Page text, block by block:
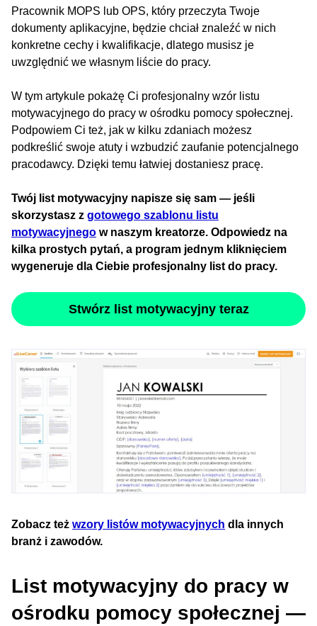
Pracownik MOPS lub OPS, który przeczyta Twoje
dokumenty aplikacyjne, będzie chciał znaleźć w nich
konkretne cechy i kwalifikacje, dlatego musisz je
uwzględnić we własnym liście do pracy.
W tym artykule pokażę Ci profesjonalny wzór listu
motywacyjnego do pracy w ośrodku pomocy społecznej.
Podpowiem Ci też, jak w kilku zdaniach możesz
podkreślić swoje atuty i wzbudzić zaufanie potencjalnego
pracodawcy. Dzięki temu łatwiej dostaniesz pracę.
Twój list motywacyjny napisze się sam — jeśli
skorzystasz z gotowego szablonu listu
motywacyjnego w naszym kreatorze. Odpowiedz na
kilka prostych pytań, a program jednym kliknięciem
wygeneruje dla Ciebie profesjonalny list do pracy.
Stwórz list motywacyjny teraz
Zobacz też wzory listów motywacyjnych dla innych
branż i zawodów.
List motywacyjny do pracy w
ośrodku pomocy społecznej —